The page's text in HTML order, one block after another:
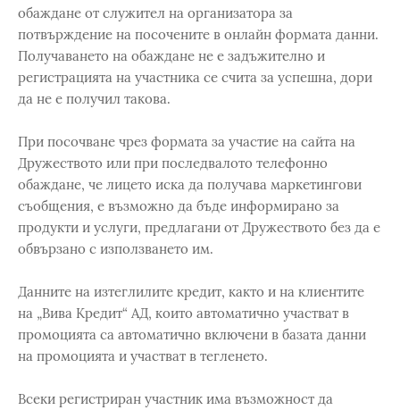
обаждане от служител на организатора за
потвърждение на посочените в онлайн формата данни.
Получаването на обаждане не е задъжително и
регистрацията на участника се счита за успешна, дори
да не е получил такова.
При посочване чрез формата за участие на сайта на
Дружеството или при последвалото телефонно
обаждане, че лицето иска да получава маркетингови
съобщения, е възможно да бъде информирано за
продукти и услуги, предлагани от Дружеството без да е
обвързано с използването им.
Данните на изтеглилите кредит, както и на клиентите
на „Вива Кредит“ АД, които автоматично участват в
промоцията са автоматично включени в базата данни
на промоцията и участват в тегленето.
Всеки регистриран участник има възможност да